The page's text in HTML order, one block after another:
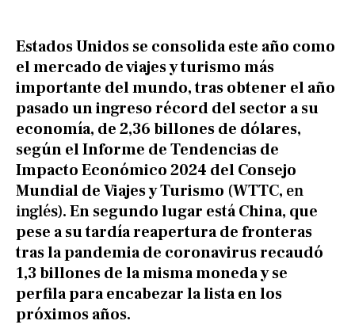
Estados Unidos se consolida este año como
el mercado de viajes y turismo más
importante del mundo, tras obtener el año
pasado un ingreso récord del sector a su
economía, de 2,36 billones de dólares,
según el Informe de Tendencias de
Impacto Económico 2024 del Consejo
Mundial de Viajes y Turismo (WTTC, en
inglés). En segundo lugar está China, que
pese a su tardía reapertura de fronteras
tras la pandemia de coronavirus recaudó
1,3 billones de la misma moneda y se
perfila para encabezar la lista en los
próximos años.